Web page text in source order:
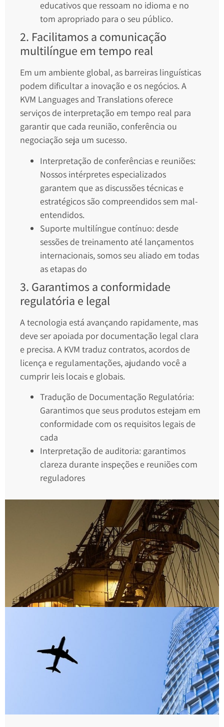
educativos que ressoam no idioma e no
tom apropriado para o seu público.
2. Facilitamos a comunicação
multilíngue em tempo real
Em um ambiente global, as barreiras linguísticas
podem dificultar a inovação e os negócios. A
KVM Languages and Translations oferece
serviços de interpretação em tempo real para
garantir que cada reunião, conferência ou
negociação seja um sucesso.
Interpretação de conferências e reuniões:
Nossos intérpretes especializados
garantem que as discussões técnicas e
estratégicos são compreendidos sem mal-
entendidos.
Suporte multilíngue contínuo: desde
sessões de treinamento até lançamentos
internacionais, somos seu aliado em todas
as etapas do
3. Garantimos a conformidade
regulatória e legal
A tecnologia está avançando rapidamente, mas
deve ser apoiada por documentação legal clara
e precisa. A KVM traduz contratos, acordos de
licença e regulamentações, ajudando você a
cumprir leis locais e globais.
Tradução de Documentação Regulatória:
Garantimos que seus produtos estejam em
conformidade com os requisitos legais de
cada
Interpretação de auditoria: garantimos
clareza durante inspeções e reuniões com
reguladores